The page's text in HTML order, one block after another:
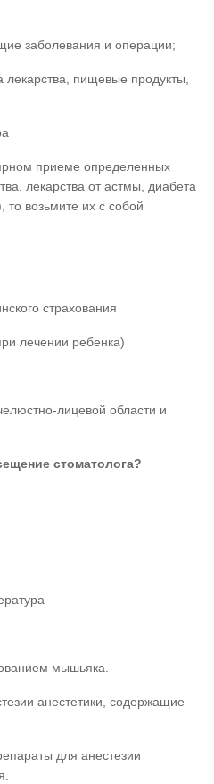
заболевания и операции;
лекарства, пищевые продукты,
приеме определенных
лекарства от астмы, диабета
то возьмите их с собой
страхования
лечении ребенка)
лицевой области и
стоматолога?
мышьяка.
анестетики, содержащие
для анестезии